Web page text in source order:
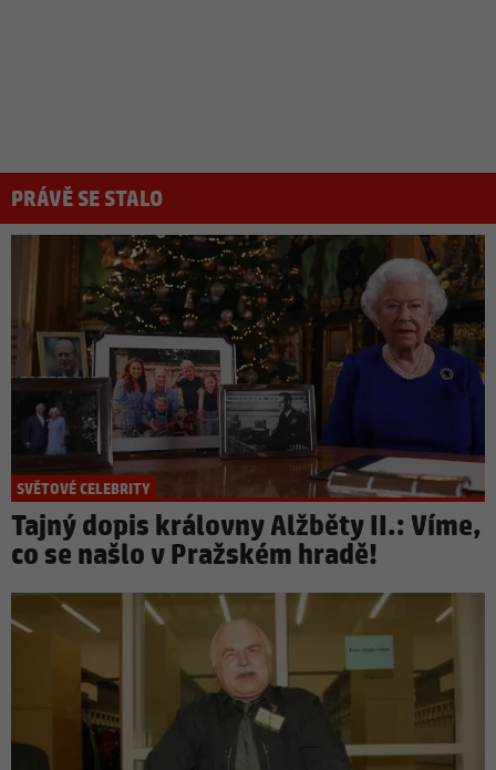
PRÁVĚ SE STALO
SVĚTOVÉ CELEBRITY
Tajný dopis královny Alžběty II.: Víme,
co se našlo v Pražském hradě!